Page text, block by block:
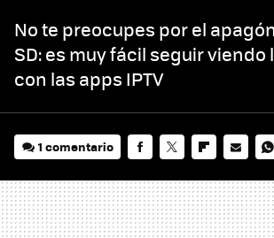
No te preocupes por el
SD: es muy fácil seguir viendo
con las apps IPTV
1 comentario
MAIL